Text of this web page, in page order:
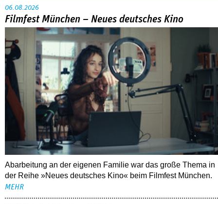
06.08.2026
Filmfest München – Neues deutsches Kino
Abarbeitung an der eigenen Familie war das große Thema in
der Reihe »Neues deutsches Kino« beim Filmfest München.
MEHR